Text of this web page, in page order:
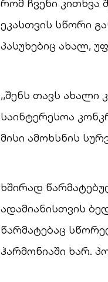
რომ ჩვენი
ეკასთვის სწორი
პასუხებიც ახალ,
,,შენს თავს ახალი
საინტერესოა
მისი ამოხსნის
ხშირად
ადამიანისთვის
წარმატებაც
ჰარმონიაში ხარ.